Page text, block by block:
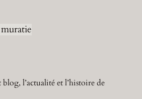
l’actualité et l’histoire de